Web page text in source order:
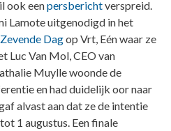
ook eenpersberichtverspreid.
Lamote uitgenodigd in het
Dagop Vrt, Eén waar ze
Luc Van Mol, CEO van
Muylle woonde de
en had duidelijk oor naar
alvast aan dat ze de intentie
1 augustus. Een finale